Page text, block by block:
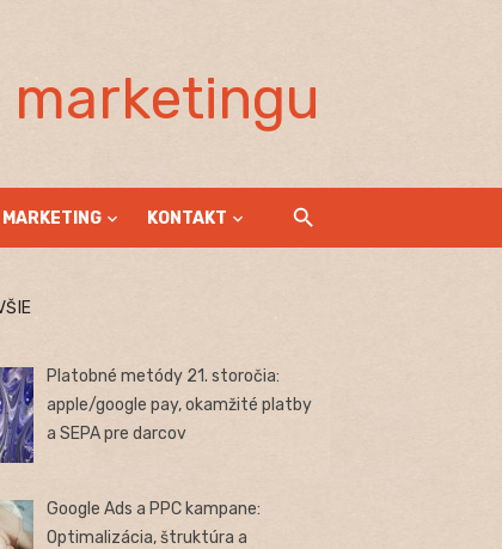
marketingu
MARKETING KONTAKT
Platobné metódy 21. storočia:
apple/google pay, okamžité platby
a SEPA pre darcov
Google Ads a PPC kampane:
Optimalizácia, štruktúra a